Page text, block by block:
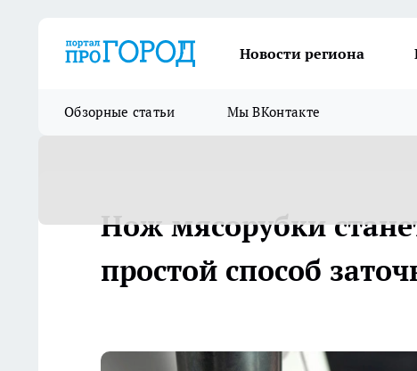
Новости региона
Обзорные статьи Мы ВКонтакте
Нож мясорубки
простой способ